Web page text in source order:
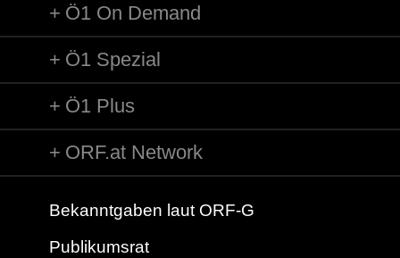
Ö1 On Demand
Ö1 Spezial
Ö1 Plus
ORF.at Network
Bekanntgaben laut ORF-G
Publikumsrat